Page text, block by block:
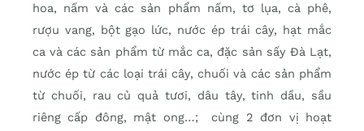
hoa, nấm và các sản phẩm nấm, tơ lụa, cà phê,
rượu vang, bột gạo lức, nước ép trái cây, hạt mắc
ca và các sản phẩm từ mắc ca, đặc sản sấy Đà Lạt,
nước ép từ các loại trái cây, chuối và các sản phẩm
từ chuối, rau củ quả tươi, dâu tây, tinh dầu, sầu
riêng cấp đông, mật ong…; cùng 2 đơn vị hoạt